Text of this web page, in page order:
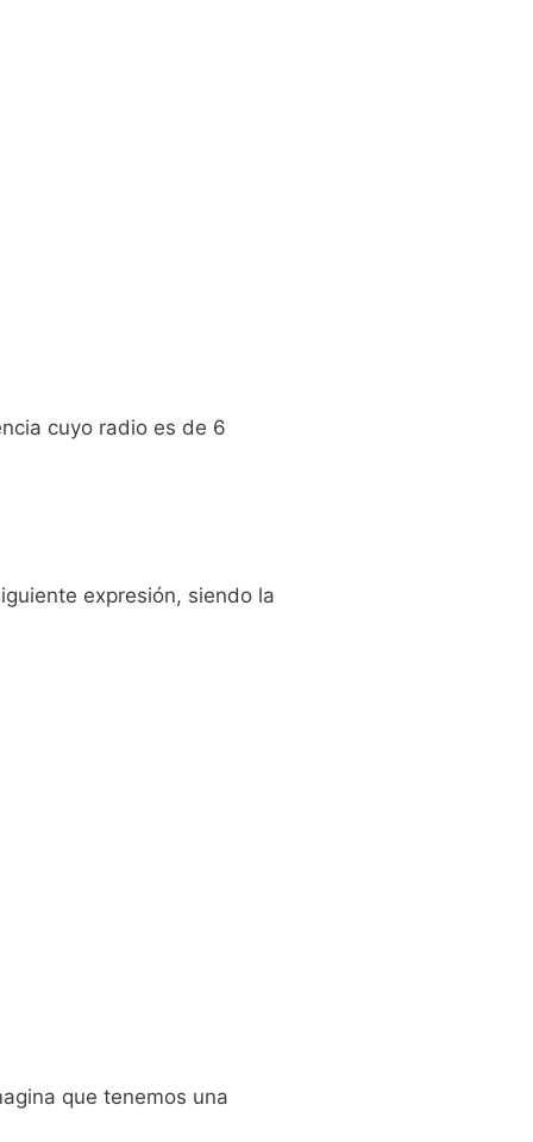
cuyo radio es de 6
expresión, siendo la
que tenemos una